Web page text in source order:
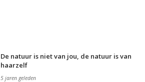
De natuur is niet van jou, de natuur is van
haarzelf
5 jaren geleden